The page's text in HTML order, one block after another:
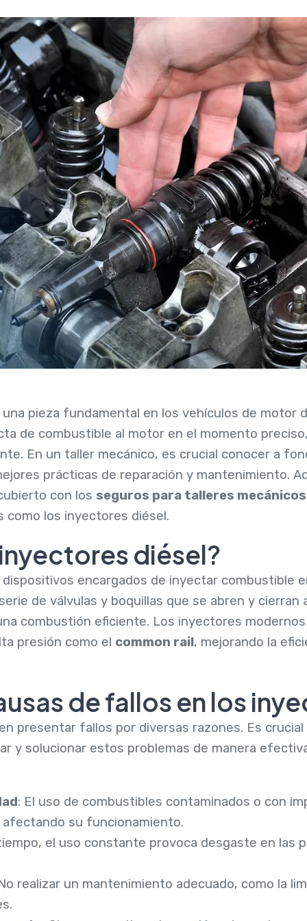
pieza fundamental en los vehículos de motor
de combustible al motor en el momento
En un taller mecánico, es crucial conocer a
prácticas de reparación y mantenimiento.
con los seguros para talleres mecánicos
como los inyectores diésel.
diésel?
encargados de inyectar combustible
de válvulas y boquillas que se abren y cierran
combustión eficiente. Los inyectores
presión como el common rail, mejorando la
de fallos en los
presentar fallos por diversas razones. Es
y solucionar estos problemas de manera
: El uso de combustibles contaminados o con
su funcionamiento.
el uso constante provoca desgaste en las
realizar un mantenimiento adecuado, como la